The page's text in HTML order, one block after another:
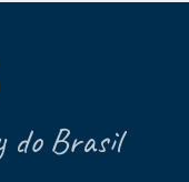
do Brasil